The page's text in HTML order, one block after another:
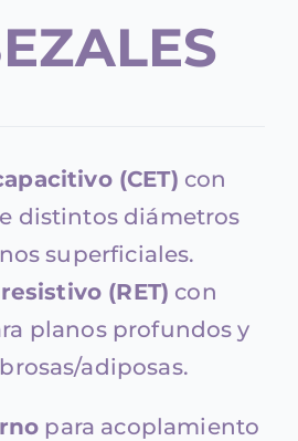
(CET) con
distintos diámetros
superficiales.
(RET) con
planos profundos y
adiposas.
para acoplamiento